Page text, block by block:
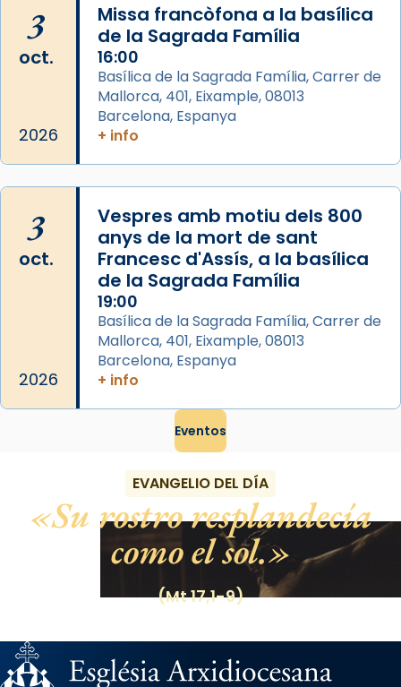
Espanya.
El seu sepulcre a Compostela fou un g
View on Facebook ·
3
oct.
2026
Missa francòfona a la basílica
de la Sagrada Família
16:00
Basílica de la Sagrada Família, Carrer de
Mallorca, 401, Eixample, 08013
Barcelona, Espanya
+ info
3
oct.
2026
Vespres amb motiu dels 800
anys de la mort de sant
Francesc d'Assís, a la basílica
de la Sagrada Família
19:00
Basílica de la Sagrada Família, Carrer de
Mallorca, 401, Eixample, 08013
Barcelona, Espanya
+ info
Eventos
EVANGELIO DEL DÍA
Su rostro resplandecía
como el sol.
(Mt 17,1-9)